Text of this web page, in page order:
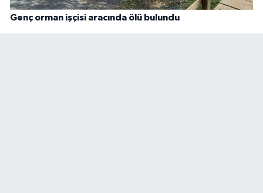
Genç orman işçisi aracında ölü bulundu